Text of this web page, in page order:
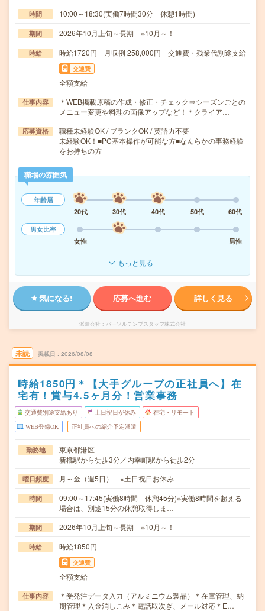
時間 10:00～18:30(実働7時間30分 休憩1時間)
期間 2026年10月上旬～長期 ※10月～！
時給 時給1720円 月収例 258,000円 交通費・残業代別途支給
交通費
全額支給
仕事内容
＊WEB掲載原稿の作成・修正・チェック⇒シーズンごとの
メニュー変更や料理の画像アップなど！＊クライア…
応募資格
職種未経験OK / ブランクOK / 英語力不要
未経験OK！■PC基本操作が可能な方■なんらかの事務経験
をお持ちの方
職場の雰囲気
年齢層
20代
30代 40代 50代
60代
男女比率
女性
男性
もっと見る
気になる! 応募へ進む 詳しく見る
派遣会社 パーソルテンプスタッフ株式会社
未読 掲載日 2026/08/08
時給1850円＊【大手グループの正社員へ】在
宅有！賞与4.5ヶ月分！営業事務
交通費別途支給あり 土日祝日が休み 在宅・リモート
WEB登録OK 正社員への紹介予定派遣
勤務地
東京都港区
新橋駅から徒歩3分／内幸町駅から徒歩2分
曜日頻度 月～金（週5日） ※土日祝日お休み
時間
09:00～17:45(実働8時間 休憩45分)※実働8時間を超える
場合は、別途15分の休憩取得しま…
期間 2026年10月上旬～長期 ※10月～！
時給 時給1850円
交通費
全額支給
仕事内容
＊受発注データ入力（アルミニウム製品）＊在庫管理、納
期管理＊入金消しこみ＊電話取次ぎ、メール対応＊E…